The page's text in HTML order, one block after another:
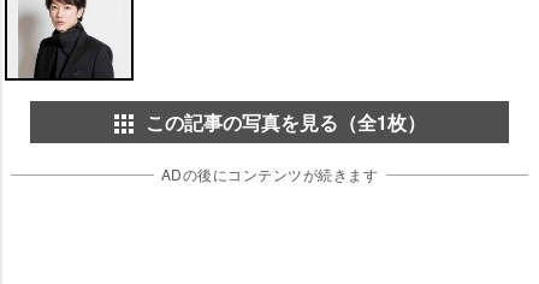
この記事の写真を見る（全1枚）
ADの後にコンテンツが続きます